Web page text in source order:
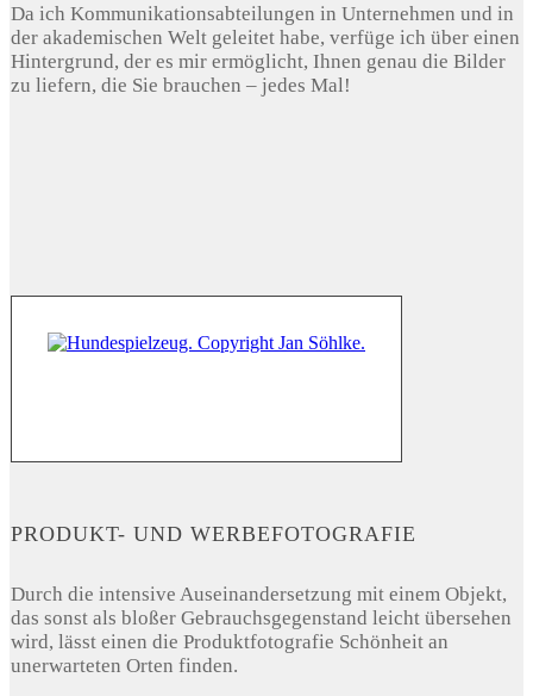
Da ich Kommunikationsabteilungen in Unternehmen und in
der akademischen Welt geleitet habe, verfüge ich über einen
Hintergrund, der es mir ermöglicht, Ihnen genau die Bilder
zu liefern, die Sie brauchen – jedes Mal!
PRODUKT- UND WERBEFOTOGRAFIE
Durch die intensive Auseinandersetzung mit einem Objekt,
das sonst als bloßer Gebrauchsgegenstand leicht übersehen
wird, lässt einen die Produktfotografie Schönheit an
unerwarteten Orten finden.